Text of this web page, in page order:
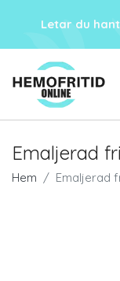
Letar du
Emaljerad
Hem Emaljerad